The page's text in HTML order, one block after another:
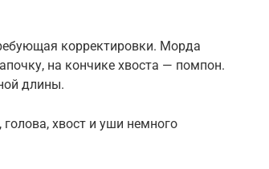
корректировки. Морда
на кончике хвоста — помпон.
длины.
хвост и уши немного